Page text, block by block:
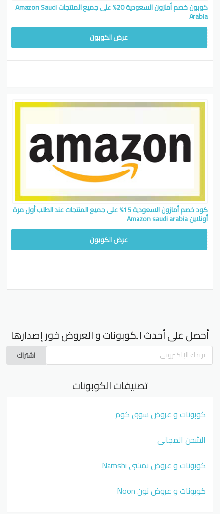
كوبون خصم أمازون السعودية 20% على جميع المنتجات Amazon Saudi
Arabia
عرض الكوبون
كود خصم أمازون السعودية 15% على جميع المنتجات عند الطلب أول مرة
أونلاين Amazon saudi arabia
عرض الكوبون
أحصل على أحدث الكوبونات و العروض فور إصدارها
اشتراك
تصنيفات الكوبونات
كوبونات و عروض سوق كوم
الشحن المجاني
كوبونات و عروض نمشي Namshi
كوبونات و عروض نون Noon